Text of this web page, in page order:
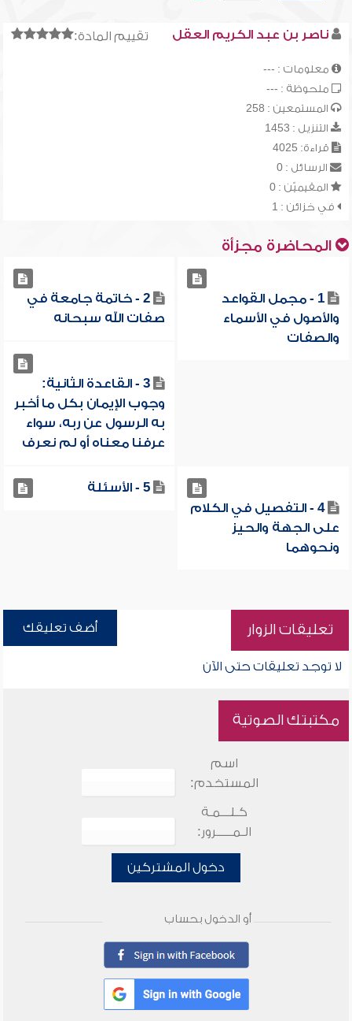
تقييم المادة: ناصر بن عبد الكريم العقل
معلومات : ---
ملحوظة : ---
المستمعين : 258
التنزيل : 1453
قراءة: 4025
الرسائل : 0
المقيميّن : 0
في خزائن : 1
المحاضرة مجزأة
1 - مجمل القواعد
والأصول في الأسماء
والصفات
2 - خاتمة جامعة في
صفات الله سبحانه
3 - القاعدة الثانية:
وجوب الإيمان بكل ما أخبر
به الرسول عن ربه، سواء
عرفنا معناه أو لم نعرف
4 - التفصيل في الكلام
على الجهة والحيز
ونحوهما
5 - الأسئلة
تعليقات الزوار أضف تعليقك
لا توجد تعليقات حتى الآن
مكتبتك الصوتية
اسم
المستخدم:
كـلـــمـة
الـمـــــرور:
دخول المشتركين
أو الدخول بحساب